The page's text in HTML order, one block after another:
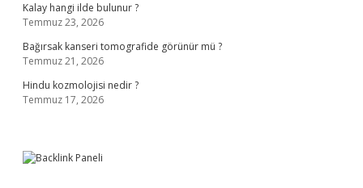
Kalay hangi ilde bulunur ?
Temmuz 23, 2026
Bağırsak kanseri tomografide görünür mü ?
Temmuz 21, 2026
Hindu kozmolojisi nedir ?
Temmuz 17, 2026